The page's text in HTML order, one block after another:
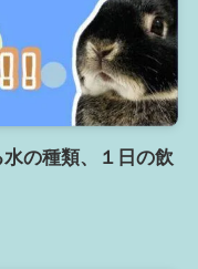
の種類、１日の飲